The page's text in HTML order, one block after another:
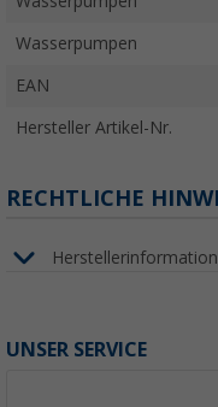
Wasserpumpen
EAN
Hersteller Artikel-Nr.
RECHTLICHE
UNSER SERVICE